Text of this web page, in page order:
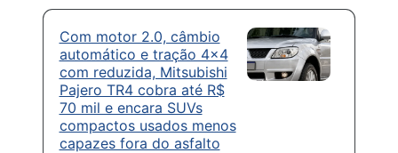
Com motor 2.0, câmbio
automático e tração 4×4
com reduzida, Mitsubishi
Pajero TR4 cobra até R$
70 mil e encara SUVs
compactos usados menos
capazes fora do asfalto